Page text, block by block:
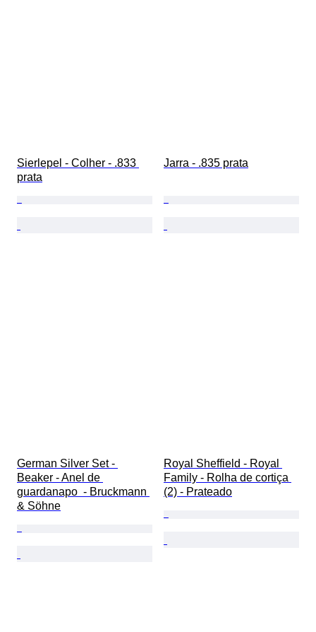
Sierlepel - Colher - .833
prata
Jarra - .835 prata
German Silver Set -
Beaker - Anel de
guardanapo  - Bruckmann
& Söhne
Royal Sheffield - Royal
Family - Rolha de cortiça
(2) - Prateado